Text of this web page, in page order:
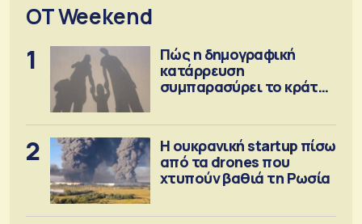
OT Weekend
1
Πώς η δημογραφική
κατάρρευση
συμπαρασύρει το κράτος
2
Η ουκρανική startup πίσω
από τα drones που
χτυπούν βαθιά τη Ρωσία